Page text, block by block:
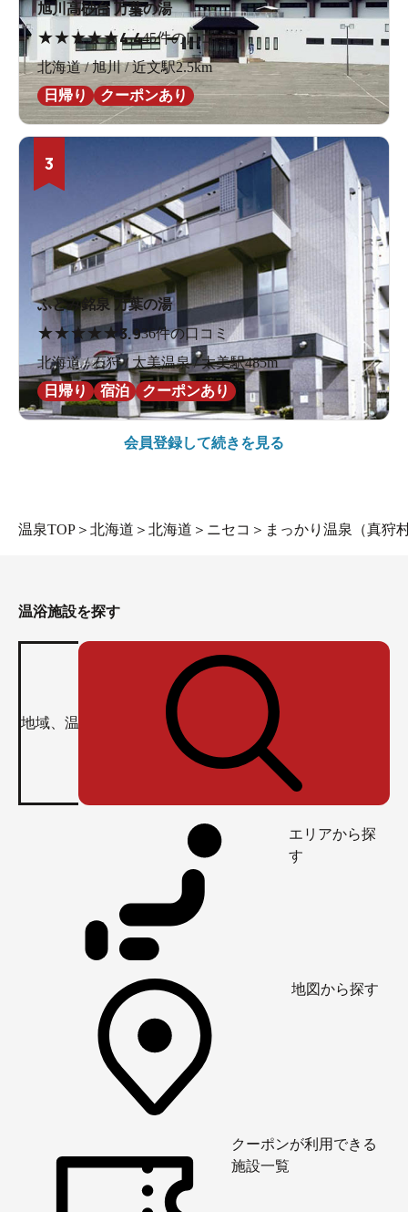
旭川高砂台 万葉の湯
★★★★★4.445件の口コミ
北海道 / 旭川 / 近文駅2.5km
日帰り
クーポンあり
3
ふとみ銘泉 万葉の湯
★★★★ ★3.936件の口コミ
北海道 / 石狩 / 太美温泉 / 太美駅485m
日帰り
宿泊 クーポンあり
会員登録して続きを見る
温泉TOP ＞ 北海道 ＞ 北海道 ＞ ニセコ ＞ まっかり温泉（真狩
温浴施設を探す
エリアから探
す
地図から探す
クーポンが利用できる
施設一覧